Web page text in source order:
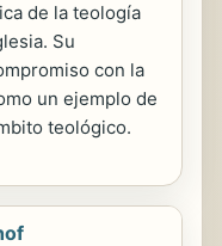
de la teología
Su
con la
un ejemplo de
teológico.